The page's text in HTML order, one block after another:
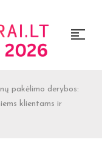
pakėlimo derybos:
klientams ir